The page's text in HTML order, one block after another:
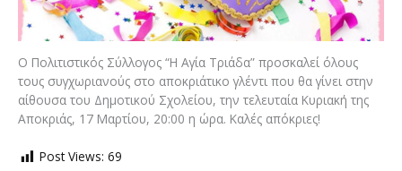
Ο Πολιτιστικός Σύλλογος “Η Αγία Τριάδα” προσκαλεί όλους
τους συγχωριανούς στο αποκριάτικο γλέντι που θα γίνει στην
αίθουσα του Δημοτικού Σχολείου, την τελευταία Κυριακή της
Αποκριάς, 17 Μαρτίου, 20:00 η ώρα. Καλές απόκριες!
Post Views: 69